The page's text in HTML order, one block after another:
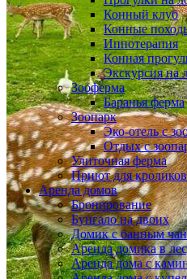
Конный клуб
Конные
Иппотерапия
Конная
Экскурсия на
Зооферма
Баранья ферма
Зоопарк
Эко-отель с
Отдых с
Улиточная ферма
Приют для кроликов
Аренда домов
Бронирование
Бунгало на двоих
Домик с банным
Аренда домика в
Аренда дома с